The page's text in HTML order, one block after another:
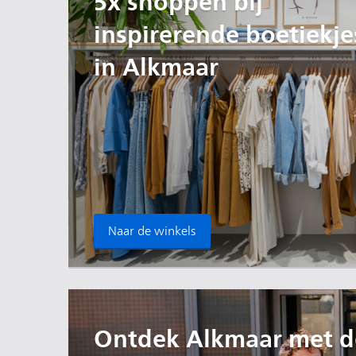
inspirerende
in Alkmaar
Naar de winkels
Ontdek Alkmaar met